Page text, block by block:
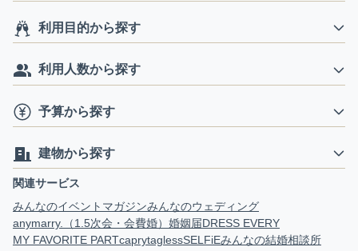
利用目的から探す
利用人数から探す
予算から探す
建物から探す
関連サービス
みんなのイベントマガジンみんなのウェディング
anymarry.（1.5次会・会費婚） 婚姻届DRESS EVERY
MY FAVORITE PARTcaprytaglessSELFiEみんなの結婚相談所